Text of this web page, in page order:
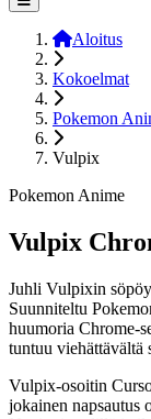
Aloitus
Kokoelmat
Pokemon
Vulpix
Pokemon Anime
Vulpix
Juhli Vulpixin
Suunniteltu
huumoria Chrome-
tuntuu viehättävältä
Vulpix-osoitin
jokainen napsautus